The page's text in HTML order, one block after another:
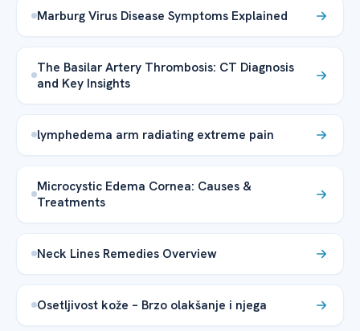
Marburg Virus Disease Symptoms Explained
The Basilar Artery Thrombosis: CT Diagnosis
and Key Insights
lymphedema arm radiating extreme pain
Microcystic Edema Cornea: Causes &
Treatments
Neck Lines Remedies Overview
Osetljivost kože – Brzo olakšanje i njega